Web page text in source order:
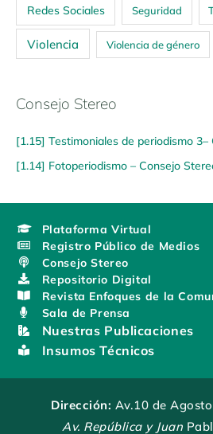
Redes Sociales Seguridad
Violencia Violencia de género
Consejo Stereo
[1.15] Testimoniales de periodismo 3–
[1.14] Fotoperiodismo – Consejo
Plataforma Virtual
Registro Público de Medios
Consejo Stereo
Repositorio Digital
Revista Enfoques de la
Sala de Prensa
Nuestras Publicaciones
Insumos Técnicos
Dirección: Av.10 de
Av. República y Juan